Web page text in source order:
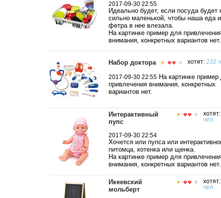
2017-09-30 22:55
Идеально будет, если посуда будет
сильно маленькой, чтобы наша еда
фетра в нее влезала.
На картинке пример для
внимания, конкретных вариантов нет.
Набор доктора хотят: 232
2017-09-30 22:55 На картинке пример
привлечения внимания, конкретных
вариантов нет.
Интерактивный
пупс
чел.
2017-09-30 22:54
Хочется или пупса или
питомца, котенка или щенка.
На картинке пример для
внимания, конкретных вариантов нет.
Икеевский
мольберт
чел.